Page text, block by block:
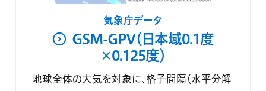
気象庁データ
GSM-GPV（日本域0.1度
×0.125度）
地球全体の大気を対象に、格子間隔（水平分解